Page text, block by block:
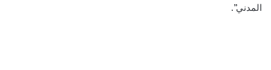
المدني”.